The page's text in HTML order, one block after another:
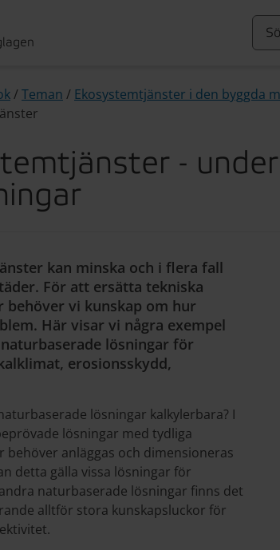
/Teman / Ekosystemtjänster i den byggda
-
kan minska och i flera fall
För att ersätta tekniska
behöver vi kunskap om hur
Här visar vi några exempel
lösningar för
erosionsskydd,
lösningar kalkylerbara? I
lösningar med tydliga
anläggas och dimensioneras
detta gälla vissa lösningar för
naturbaserade lösningar finns det
alltför stora kunskapsluckor för